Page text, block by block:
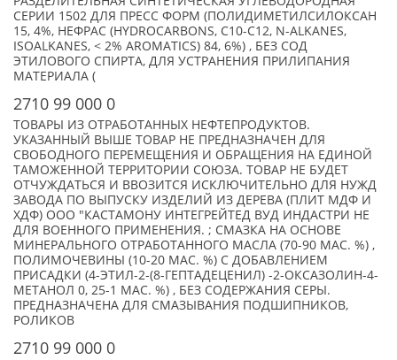
СЕРИИ 1502 ДЛЯ ПРЕСС ФОРМ (ПОЛИДИМЕТИЛСИЛОКСАН
15, 4%, НЕФРАС (HYDROCARBONS, C10-C12, N-ALKANES,
ISOALKANES, < 2% AROMATICS) 84, 6%) , БЕЗ СОД
ЭТИЛОВОГО СПИРТА, ДЛЯ УСТРАНЕНИЯ ПРИЛИПАНИЯ
МАТЕРИАЛА (
2710 99 000 0
ТОВАРЫ ИЗ ОТРАБОТАННЫХ НЕФТЕПРОДУКТОВ.
УКАЗАННЫЙ ВЫШЕ ТОВАР НЕ ПРЕДНАЗНАЧЕН ДЛЯ
СВОБОДНОГО ПЕРЕМЕЩЕНИЯ И ОБРАЩЕНИЯ НА ЕДИНОЙ
ТАМОЖЕННОЙ ТЕРРИТОРИИ СОЮЗА. ТОВАР НЕ БУДЕТ
ОТЧУЖДАТЬСЯ И ВВОЗИТСЯ ИСКЛЮЧИТЕЛЬНО ДЛЯ НУЖД
ЗАВОДА ПО ВЫПУСКУ ИЗДЕЛИЙ ИЗ ДЕРЕВА (ПЛИТ МДФ И
ХДФ) ООО "КАСТАМОНУ ИНТЕГРЕЙТЕД ВУД ИНДАСТРИ НЕ
ДЛЯ ВОЕННОГО ПРИМЕНЕНИЯ. ; СМАЗКА НА ОСНОВЕ
МИНЕРАЛЬНОГО ОТРАБОТАННОГО МАСЛА (70-90 МАС. %) ,
ПОЛИМОЧЕВИНЫ (10-20 МАС. %) С ДОБАВЛЕНИЕМ
ПРИСАДКИ (4-ЭТИЛ-2-(8-ГЕПТАДЕЦЕНИЛ) -2-ОКСАЗОЛИН-4-
МЕТАНОЛ 0, 25-1 МАС. %) , БЕЗ СОДЕРЖАНИЯ СЕРЫ.
ПРЕДНАЗНАЧЕНА ДЛЯ СМАЗЫВАНИЯ ПОДШИПНИКОВ,
РОЛИКОВ
2710 99 000 0